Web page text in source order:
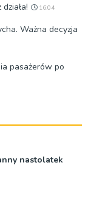
16:04
Ważna decyzja
pasażerów po
nastolatek